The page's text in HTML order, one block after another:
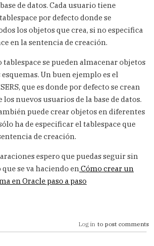
de datos. Cada usuario tiene
por defecto donde se
los objetos que crea, si no especifica
en la sentencia de creación.
se pueden almacenar objetos
Un buen ejemplo es el
que es donde por defecto se crean
los nuevos usuarios de la base de datos.
puede crear objetos en diferentes
ha de especificar el tablespace que
de creación.
espero que puedas seguir sin
se va haciendo enCómo crear un
en Oracle paso a paso
Log in to post comments